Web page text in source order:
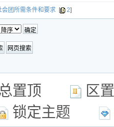
会团所需条件和要求 [ 2]
置顶
锁定主题